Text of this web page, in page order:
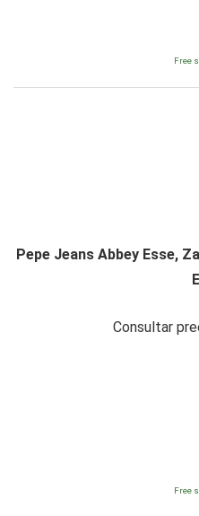
Free
Pepe Jeans Abbey Esse,
Consultar
Free